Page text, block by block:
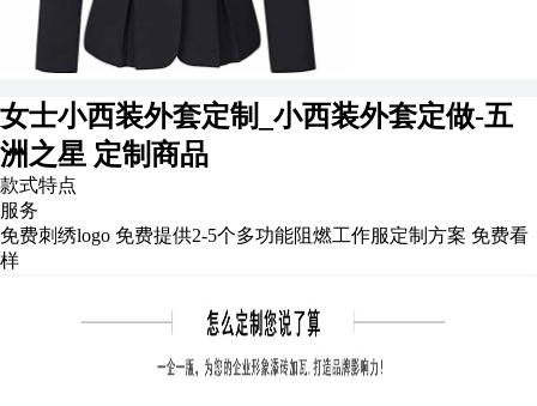
女士小西装外套定制_小西装外套定做-五
洲之星 定制商品
款式特点
服务
免费刺绣logo 免费提供2-5个多功能阻燃工作服定制方案 免费看
样